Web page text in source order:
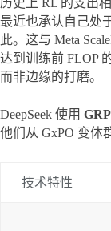
历史上 RL 的支出
最近也承认自己处
此。这与 Meta
达到训练前 FLOP
而非边缘的打磨。
DeepSeek 使用
他们从 GxPO 变体
技术特性